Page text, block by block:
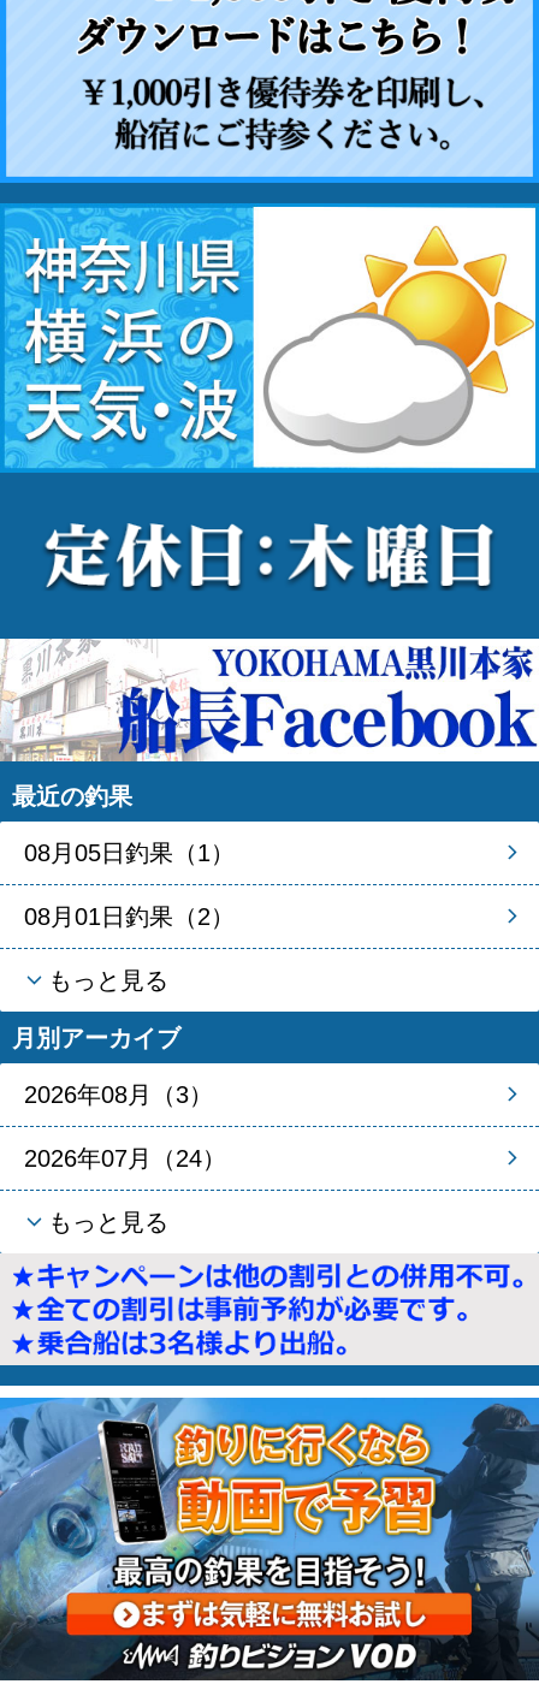
最近の釣果
08月05日釣果（1）
08月01日釣果（2）
もっと見る
月別アーカイブ
2026年08月（3）
2026年07月（24）
もっと見る